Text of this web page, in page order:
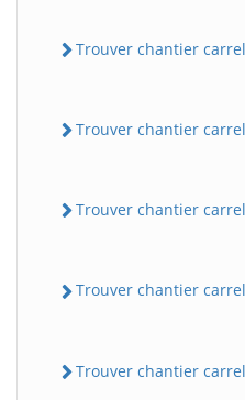
Trouver chantier
Trouver chantier
Trouver chantier
Trouver chantier
Trouver chantier